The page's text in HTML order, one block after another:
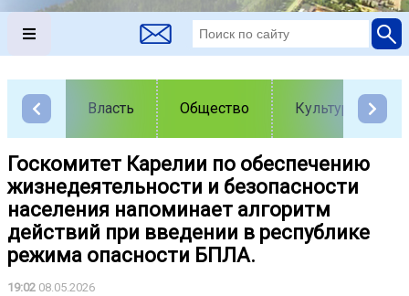
Власть Общество Культура
️Госкомитет Карелии по обеспечению
жизнедеятельности и безопасности
населения напоминает алгоритм
действий при введении в республике
режима опасности БПЛА.
19:02 08.05.2026